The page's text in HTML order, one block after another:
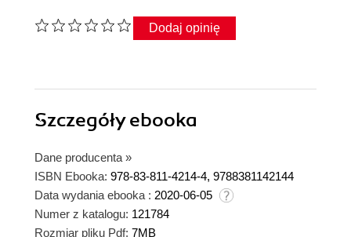
Dodaj opinię
Szczegółyebooka
Dane producenta »
ISBN Ebooka: 978-83-811-4214-4, 9788381142144
Data wydania ebooka : 2020-06-05
Numer z katalogu: 121784
Rozmiar pliku Pdf: 7MB